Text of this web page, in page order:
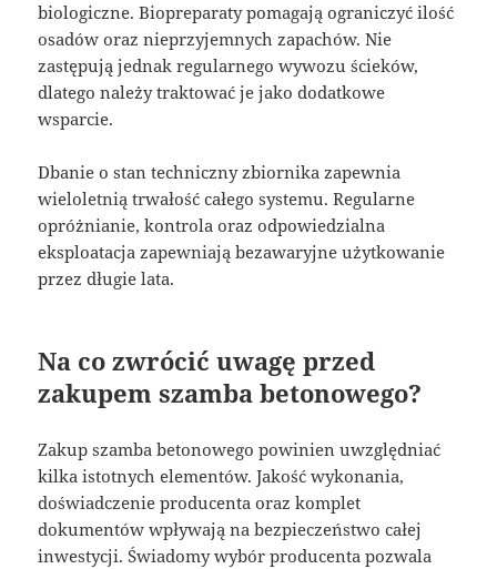
biologiczne. Biopreparaty pomagają ograniczyć ilość
osadów oraz nieprzyjemnych zapachów. Nie
zastępują jednak regularnego wywozu ścieków,
dlatego należy traktować je jako dodatkowe
wsparcie.
Dbanie o stan techniczny zbiornika zapewnia
wieloletnią trwałość całego systemu. Regularne
opróżnianie, kontrola oraz odpowiedzialna
eksploatacja zapewniają bezawaryjne użytkowanie
przez długie lata.
Na co zwrócić uwagę przed
zakupem szamba betonowego?
Zakup szamba betonowego powinien uwzględniać
kilka istotnych elementów. Jakość wykonania,
doświadczenie producenta oraz komplet
dokumentów wpływają na bezpieczeństwo całej
inwestycji. Świadomy wybór producenta pozwala